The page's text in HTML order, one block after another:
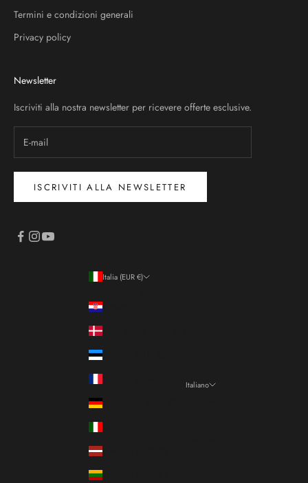
Termini e condizioni generali
Privacy policy
Newsletter
Iscriviti alla nostra newsletter per ricevere offerte esclusive.
ISCRIVITI ALLA NEWSLETTER
Italia (EUR €)
Croazia (EUR €)
Danimarca (DKK kr.)
Estonia (EUR €)
Francia (EUR €)
Germania (EUR €)
Italia (EUR €)
Lettonia (EUR €)
Lituania (EUR €)
Italiano